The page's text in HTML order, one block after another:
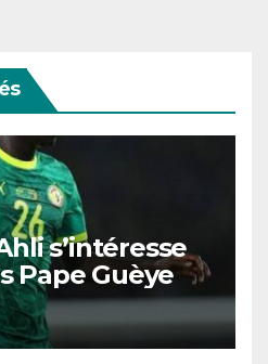
s’intéresse
Pape Guèye